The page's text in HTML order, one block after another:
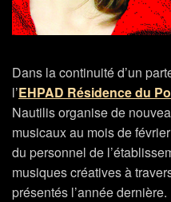
Dans la continuité d’un
l’EHPAD Résidence du
Nautilis organise de
musicaux au mois de
du personnel de
musiques créatives à
présentés l’année dernière.